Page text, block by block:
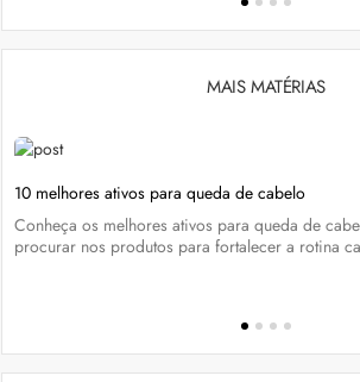
MAIS MATÉRIAS
10 melhores ativos para queda de cabelo
Conheça os melhores ativos para queda de
procurar nos produtos para fortalecer a rotina